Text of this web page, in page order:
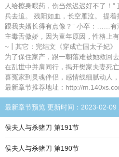
人给擦身喂药，伤当然迟迟好不了！
兵去追。 残阳如血，长空雁泣。 提
跟我夫婿长得有点像？” 小卒：……有
主毒舌傲娇，因为童年原因，性格上
~┃其它：完结文《穿成亡国太子妃》
为了保住家产，跟一朝落难被她救回
在乱世中并肩同行，揭开樊家夫妻死
喜冤家到灵魂伴侣，感情线细腻动人
最新章节推荐地址：http://
最新章节预览 更新时间：2023-02-09
侯夫人与杀猪刀 第191节
侯夫人与杀猪刀 第190节